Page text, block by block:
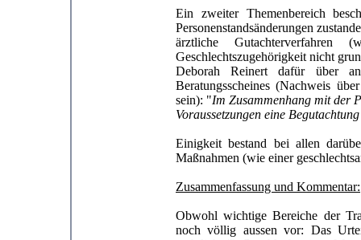
Ein zweiter Themenbereich
Personenstandsänderungen
ärztliche
Geschlechtszugehörigkeit nicht
Deborah Reinert dafür über
Beratungsscheines (Nachweis
sein): "Im Zusammenhang mit der
Voraussetzungen eine
Einigkeit bestand bei allen
Maßnahmen (wie einer
Zusammenfassung und Kommentar:
Obwohl wichtige Bereiche der
noch völlig aussen vor: Das